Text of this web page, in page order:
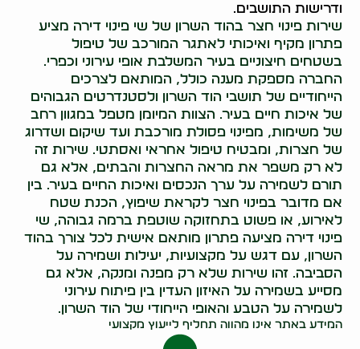
ודרישות התושבים.
שירות פינוי חצר בהוד השרון של שי פינוי דירה מציע
פתרון מקיף ואיכותי לאתגר המורכב של טיפול
בשטחים חיצוניים בעיר המשלבת אופי עירוני וכפרי.
החברה מספקת מענה כולל, המותאם לצרכים
הייחודיים של תושבי הוד השרון ולסטנדרטים הגבוהים
של איכות חיים בעיר. הצוות המיומן מטפל במגוון רחב
של משימות, מפינוי פסולת מורכבת ועד שיקום ושדרוג
של חצרות, ומבטיח טיפול אחראי ואסתטי. שירות זה
לא רק משפר את מראה החצרות והבתים, אלא גם
תורם לשמירה על ערך הנכסים ואיכות החיים בעיר. בין
אם מדובר בפינוי חצר לקראת שיפוץ, הכנת שטח
לאירוע, או פשוט בתחזוקה שוטפת ברמה גבוהה, שי
פינוי דירה מציעה פתרון מותאם אישית לכל צורך בהוד
השרון, עם דגש על מקצועיות, יעילות ושמירה על
הסביבה. זהו שירות שלא רק מפנה ומנקה, אלא גם
מסייע בשמירה על האיזון העדין בין פיתוח עירוני
לשמירה על הטבע והאופי הייחודי של הוד השרון.
המידע באתר אינו מהווה תחליף לייעוץ מקצועי